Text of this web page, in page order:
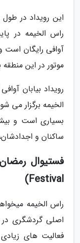
این رویداد در
راس الخیمه در
آوافی رایگان است
موتور در این
رویداد بیابان
الخیمه برگزار می
بسیاری است و
ساکنان و
Festival)
راس الخیمه
اصلی گردشگری در
فعالیت های